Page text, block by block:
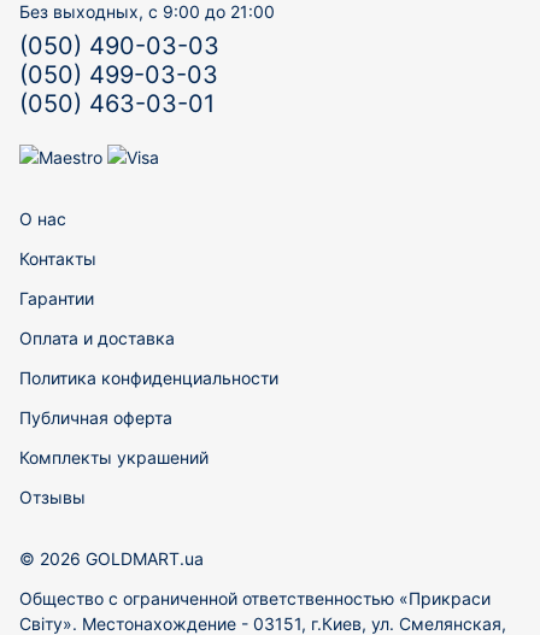
Без выходных, с 9:00 до 21:00
(050) 490-03-03
(050) 499-03-03
(050) 463-03-01
О нас
Контакты
Гарантии
Оплата и доставка
Политика конфиденциальности
Публичная оферта
Комплекты украшений
Отзывы
© 2026 GOLDMART.ua
Общество с ограниченной ответственностью «Прикраси
Світу». Местонахождение - 03151, г.Киев, ул. Смелянская,